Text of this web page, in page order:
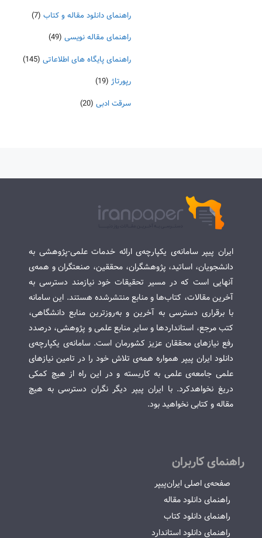
راهنمای دانلود مقاله و کتاب (7)
راهنمای مقاله نویسی (49)
راهنمای پایگاه های اطلاعاتی (145)
رپورتاژ (19)
سرقت ادبی (20)
ایران پیپر سامانه‌ی یکپارچه‌ی ارائه خدمات علمی-پژوهشی به
دانشجویان، اساتید، پژوهشگران، محققین، صنعتگران و همه‌ی
آنهایی است که در مسیر تحقیقات خود نیازمند دسترسی به
آخرین مقالات، کتاب‌ها و منابع منتشرشده هستند. این سامانه
با برقراری دسترسی به آخرین و به‌روزترین منابع دانشگاهی،
کتب مرجع، استانداردها و سایر منابع علمی و پژوهشی، درصدد
رفع نیازهای محققان عزیز کشورمان است. سامانه‌ی یکپارچه‌ی
دانلود ایران پیپر همواره همه‌ی تلاش خود را در تامین نیازهای
علمی جامعه‌ی علمی به کاربسته و در این راه از هیچ کمکی
دریغ نخواهدکرد. با ایران پیپر دیگر نگران دسترسی به هیچ
مقاله و کتابی نخواهید بود.
راهنمای کاربران
صفحه‌ی اصلی ایران‌پیپر
راهنمای دانلود مقاله
راهنمای دانلود کتاب
راهنمای دانلود استاندارد